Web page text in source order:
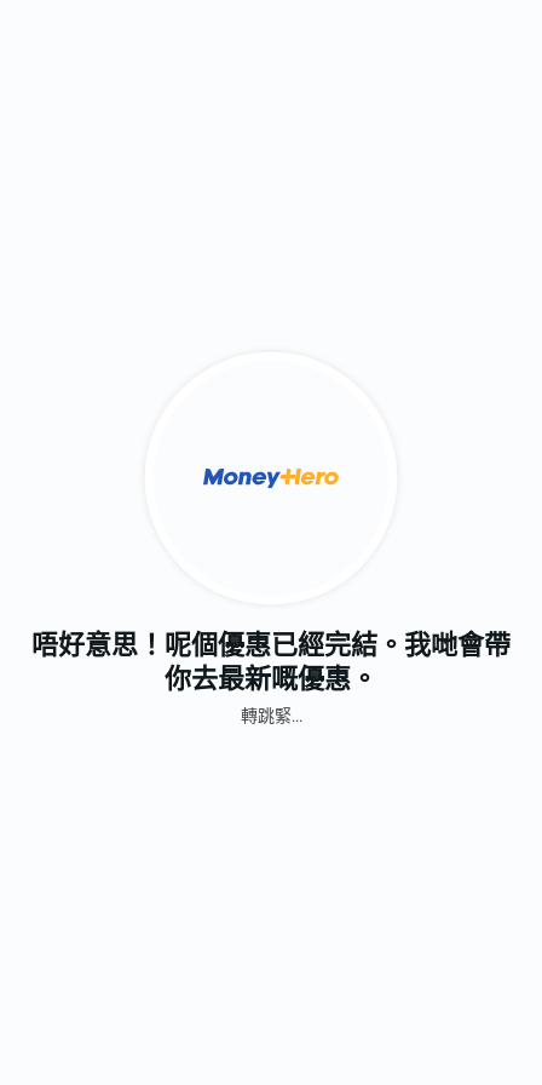
唔好意思！呢個優惠已經完結。我哋會帶
你去最新嘅優惠。
轉跳緊...